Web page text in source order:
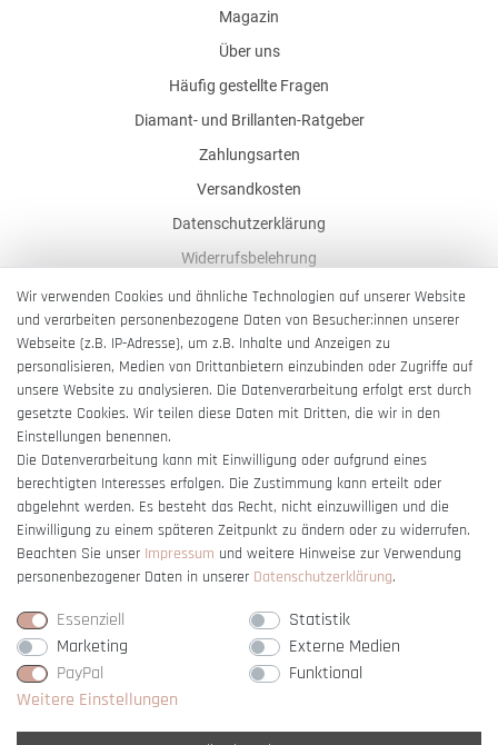
Magazin
Über uns
Häufig gestellte Fragen
Diamant- und Brillanten-Ratgeber
Zahlungsarten
Versandkosten
Datenschutzerklärung
Widerrufsbelehrung
AGB
Impressum
Barrierefreiheitserklärung
Vertrag widerrufen
Wir verwenden Cookies und ähnliche Technologien auf unserer Website
und verarbeiten personenbezogene Daten von Besucher:innen unserer
Webseite (z.B. IP-Adresse), um z.B. Inhalte und Anzeigen zu
personalisieren, Medien von Drittanbietern einzubinden oder Zugriffe auf
unsere Website zu analysieren. Die Datenverarbeitung erfolgt erst durch
gesetzte Cookies. Wir teilen diese Daten mit Dritten, die wir in den
Einstellungen benennen.
Die Datenverarbeitung kann mit Einwilligung oder aufgrund eines
berechtigten Interesses erfolgen. Die Zustimmung kann erteilt oder
abgelehnt werden. Es besteht das Recht, nicht einzuwilligen und die
Einwilligung zu einem späteren Zeitpunkt zu ändern oder zu widerrufen.
Beachten Sie unser Impressum und weitere Hinweise zur Verwendung
personenbezogener Daten in unserer Daten­schutz­erklärung.
Essenziell
Statistik
Marketing
Externe Medien
PayPal
Funktional
Weitere Einstellungen